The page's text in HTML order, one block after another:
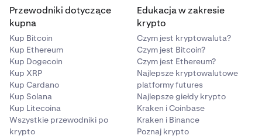
Przewodniki dotyczące
kupna
Kup Bitcoin
Kup Ethereum
Kup Dogecoin
Kup XRP
Kup Cardano
Kup Solana
Kup Litecoina
Wszystkie przewodniki po
krypto
Edukacja w zakresie
krypto
Czym jest kryptowaluta?
Czym jest Bitcoin?
Czym jest Ethereum?
Najlepsze kryptowalutowe
platformy futures
Najlepsze giełdy krypto
Kraken i Coinbase
Kraken i Binance
Poznaj krypto